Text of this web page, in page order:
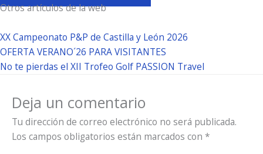
en
(Twitter)
en
en
en
en
en
Otros artículos de la web
XX Campeonato P&P de Castilla y León 2026
OFERTA VERANO´26 PARA VISITANTES
No te pierdas el XII Trofeo Golf PASSION Travel
Deja un comentario
Tu dirección de correo electrónico no será publicada.
Los campos obligatorios están marcados con *